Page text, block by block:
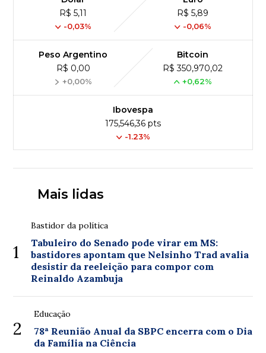
R$ 5,11
-0,03%
R$ 5,89
-0,06%
Peso Argentino
R$ 0,00
+0,00%
Bitcoin
R$ 350,970,02
+0,62%
Ibovespa
175,546,36 pts
-1.23%
Mais lidas
1
Bastidor da política
Tabuleiro do Senado pode virar em MS:
bastidores apontam que Nelsinho Trad avalia
desistir da reeleição para compor com
Reinaldo Azambuja
2
Educação
78ª Reunião Anual da SBPC encerra com o Dia
da Família na Ciência